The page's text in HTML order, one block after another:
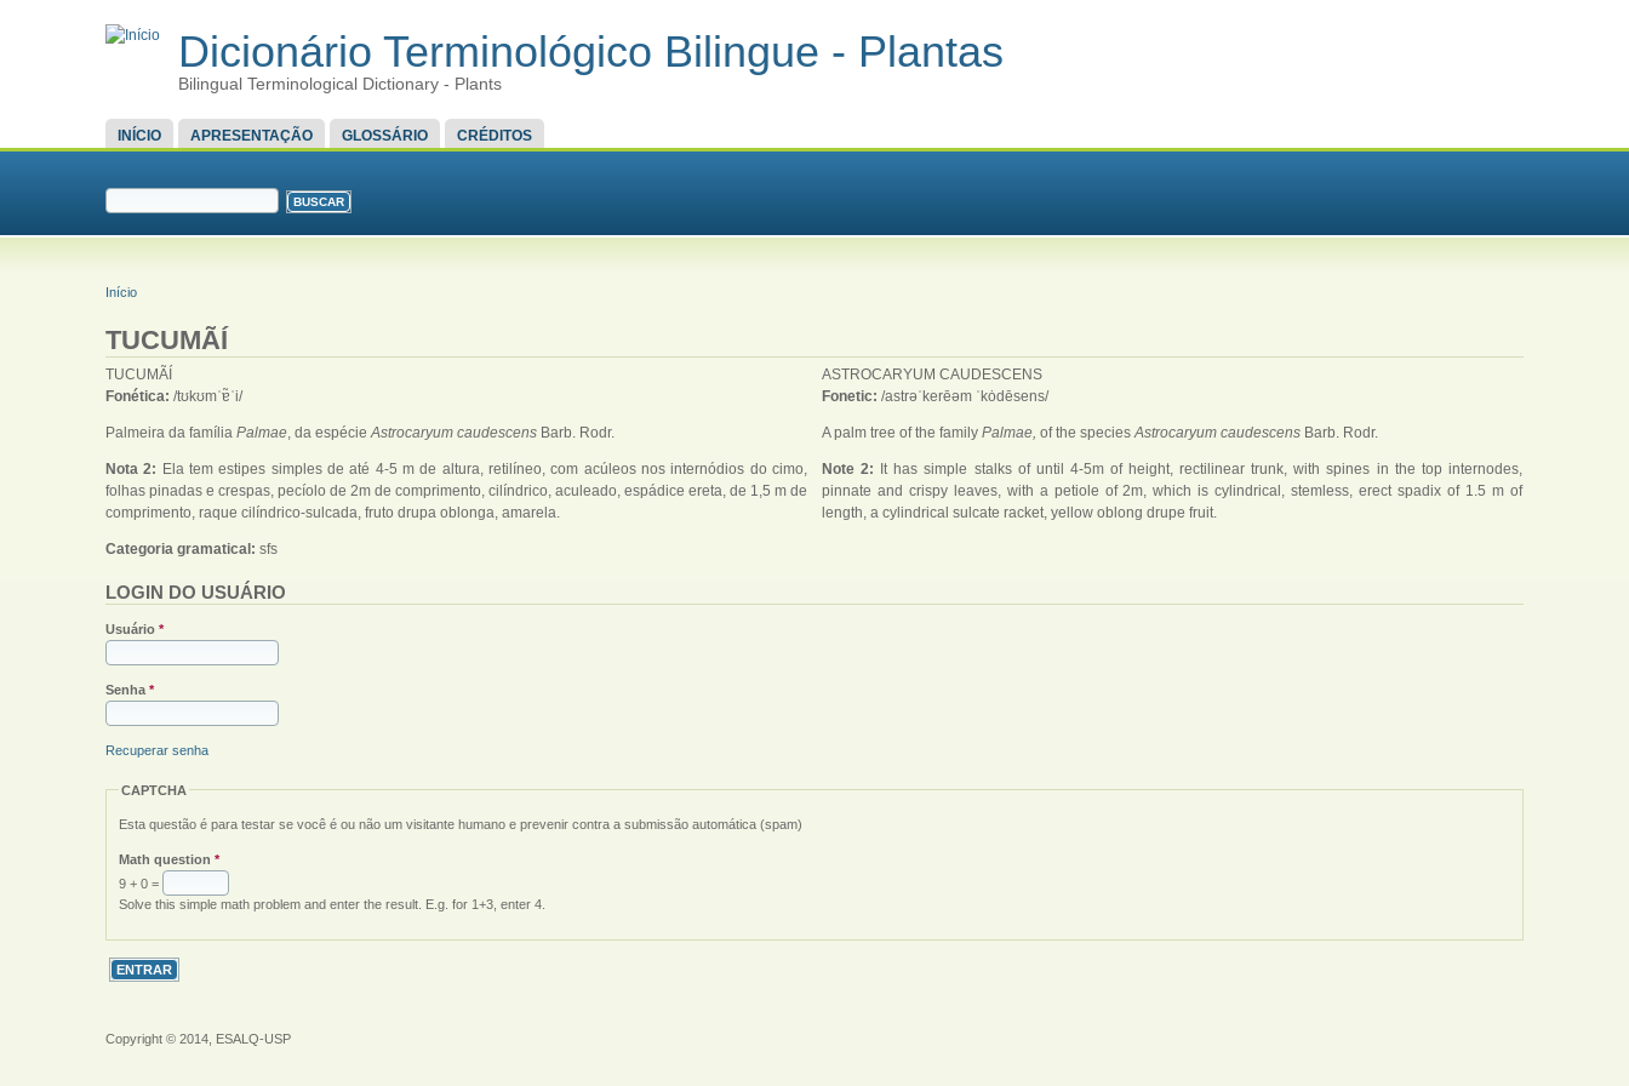
Dicionário Terminológico Bilingue - Plantas
Bilingual Terminological Dictionary - Plants
MENU PRINCIPAL
INÍCIO APRESENTAÇÃO GLOSSÁRIO CRÉDITOS
FORMULÁRIO DE BUSCA
VOCÊ ESTÁ AQUI
Início
TUCUMÃÍ
TUCUMÃÍ
Fonética: /tʊkʊmˈɐ̃ˈi/
Palmeira da família Palmae , da espécie Astrocaryum caudescens Barb. Rodr.
Nota 2: Ela tem estipes simples de até 4-5 m de altura, retilíneo, com acúleos nos internódios do cimo,
folhas pinadas e crespas, pecíolo de 2m de comprimento, cilíndrico, aculeado, espádice ereta, de 1,5 m de
comprimento, raque cilíndrico-sulcada, fruto drupa oblonga, amarela.
ASTROCARYUM CAUDESCENS
Fonetic: /astrəˈkerēəm ˈkȯdēsens/
A palm tree of the family Palmae, of the species Astrocaryum caudescens Barb. Rodr.
Note 2: It has simple stalks of until 4-5m of height, rectilinear trunk, with spines in the top internodes,
pinnate and crispy leaves, with a petiole of 2m, which is cylindrical, stemless, erect spadix of 1.5 m of
length, a cylindrical sulcate racket, yellow oblong drupe fruit.
Categoria gramatical: sfs
LOGIN DO USUÁRIO
Usuário *
Senha *
Recuperar senha
CAPTCHA
Esta questão é para testar se você é ou não um visitante humano e prevenir contra a submissão automática (spam)
Math question *
9 + 0 =
Solve this simple math problem and enter the result. E.g. for 1+3, enter 4.
Copyright © 2014, ESALQ-USP